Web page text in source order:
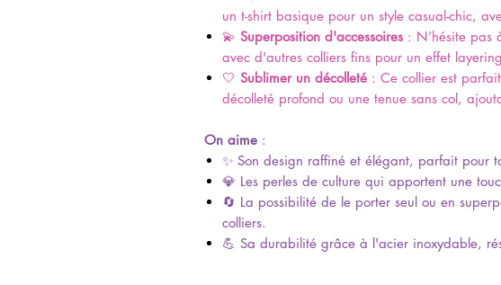
un t-shirt basique pour un style casual-chic,
💫 Superposition d'accessoires : N’hésite pas
avec d'autres colliers fins pour un effet
🤍 Sublimer un décolleté : Ce collier est
décolleté profond ou une tenue sans col,
On aime :
✨ Son design raffiné et élégant, parfait pour
💎 Les perles de culture qui apportent une
🔄 La possibilité de le porter seul ou en
colliers.
💪 Sa durabilité grâce à l'acier inoxydable,